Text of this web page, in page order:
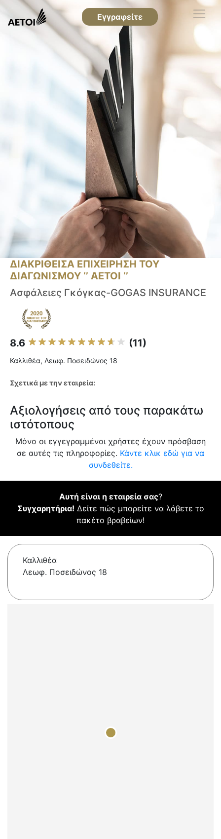
Εγγραφείτε
ΔΙΑΚΡΙΘΕΙΣΑ ΕΠΙΧΕΙΡΗΣΗ ΤΟΥ
ΔΙΑΓΩΝΙΣΜΟΥ ‘’ ΑΕΤΟΙ ‘’
Ασφάλειες Γκόγκας-GOGAS INSURANCE
8.6 (11)
Καλλιθέα, Λεωφ. Ποσειδώνος 18
Σχετικά με την εταιρεία:
Αξιολογήσεις από τους παρακάτω
ιστότοπους
Μόνο οι εγγεγραμμένοι χρήστες έχουν πρόσβαση
σε αυτές τις πληροφορίες. Κάντε κλικ εδώ για να
συνδεθείτε.
Αυτή είναι η εταιρεία σας?
Συγχαρητήρια! Δείτε πώς μπορείτε να λάβετε το
πακέτο βραβείων!
Καλλιθέα
Λεωφ. Ποσειδώνος 18